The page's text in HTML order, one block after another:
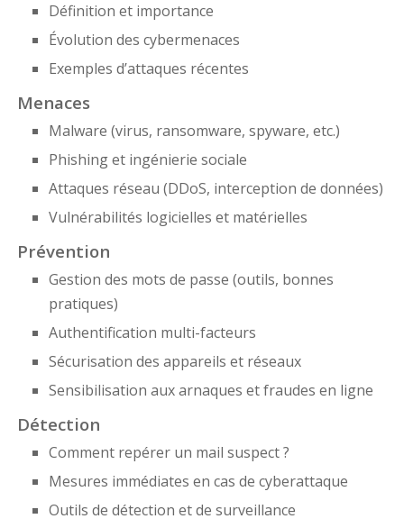
Définition et importance
Évolution des cybermenaces
Exemples d’attaques récentes
Menaces
Malware (virus, ransomware, spyware, etc.)
Phishing et ingénierie sociale
Attaques réseau (DDoS, interception de données)
Vulnérabilités logicielles et matérielles
Prévention
Gestion des mots de passe (outils, bonnes
pratiques)
Authentification multi-facteurs
Sécurisation des appareils et réseaux
Sensibilisation aux arnaques et fraudes en ligne
Détection
Comment repérer un mail suspect ?
Mesures immédiates en cas de cyberattaque
Outils de détection et de surveillance